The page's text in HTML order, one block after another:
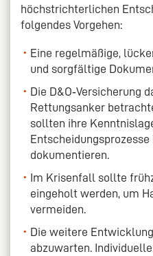
höchstrichterlichen
folgendes Vorgehen:
Eine regelmäßige,
und sorgfältige
Die D&O‑Versicherung
Rettungsanker
sollten ihre
dokumentieren.
Im Krisenfall sollte
eingeholt werden, um
vermeiden.
Die weitere
abzuwarten.